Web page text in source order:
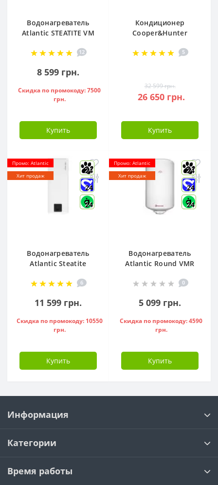
Водонагреватель
Atlantic STEATITE VM
851188
12
8 599 грн.
Скидка по промокоду: 7500
грн.
Купить
Кондиционер
Cooper&Hunter
S12FTXLA2-NG (WI-
5
32 599 грн.
26 650 грн.
Купить
Промо: Atlantic
Хит продаж
24
24
24
Водонагреватель
Atlantic Steatite
1500W, - 841286
6
11 599 грн.
Скидка по промокоду: 10550
грн.
Купить
Промо: Atlantic
Хит продаж
24
24
24
Водонагреватель
Atlantic Round VMR
951136
0
5 099 грн.
Скидка по промокоду: 4590
грн.
Купить
Информация
Категории
Время работы